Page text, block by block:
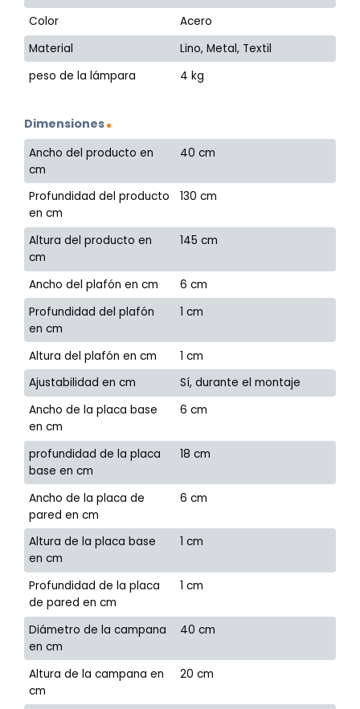
Color
Acero
Material
Lino, Metal, Textil
peso de la lámpara
4 kg
Dimensiones
Ancho del producto en
cm
40 cm
Profundidad del producto
en cm
130 cm
Altura del producto en
cm
145 cm
Ancho del plafón en cm
6 cm
Profundidad del plafón
en cm
1 cm
Altura del plafón en cm
1 cm
Ajustabilidad en cm
Sí, durante el montaje
Ancho de la placa base
en cm
6 cm
profundidad de la placa
base en cm
18 cm
Ancho de la placa de
pared en cm
6 cm
Altura de la placa base
en cm
1 cm
Profundidad de la placa
de pared en cm
1 cm
Diámetro de la campana
en cm
40 cm
Altura de la campana en
cm
20 cm